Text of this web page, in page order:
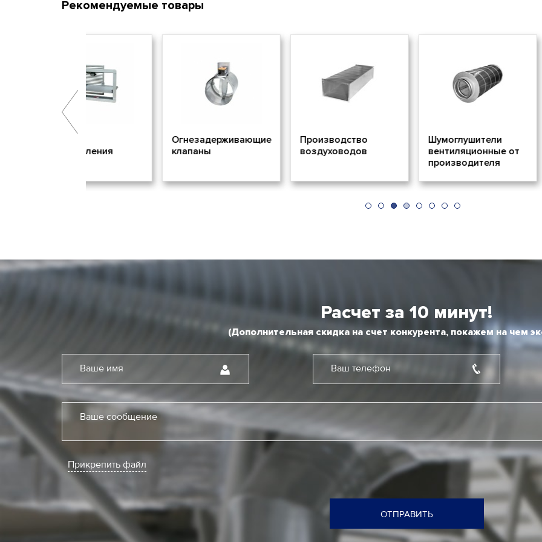
Рекомендуемые товары
Огнезадерживающие
клапаны
Производство
Шумоглушители
вентиляционные от
производителя
Потолочные
решетки
Расчет за 10 минут!
(Дополнительная скидка на счет конкурента, покажем на чем
Ваше имя Ваш телефон
Ваше сообщение
Прикрепить файл
ОТПРАВИТЬ